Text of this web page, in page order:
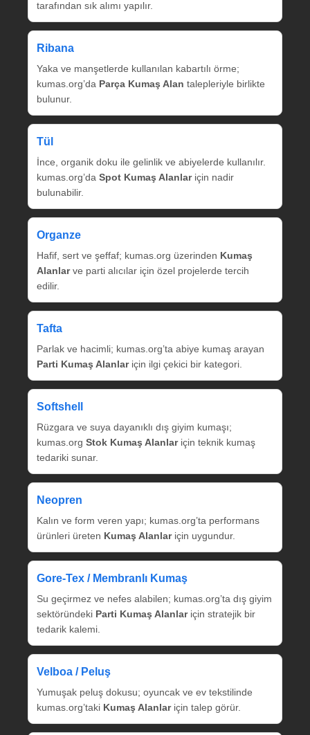
tarafından sık alımı yapılır.
Ribana
Yaka ve manşetlerde kullanılan kabartılı örme;
kumas.org’da Parça Kumaş Alan talepleriyle birlikte
bulunur.
Tül
İnce, organik doku ile gelinlik ve abiyelerde kullanılır.
kumas.org’da Spot Kumaş Alanlariçin nadir
bulunabilir.
Organze
Hafif, sert ve şeffaf; kumas.org üzerinden Kumaş
Alanlarve parti alıcılar için özel projelerde tercih
edilir.
Tafta
Parlak ve hacimli; kumas.org’ta abiye kumaş arayan
Parti Kumaş Alanlariçin ilgi çekici bir kategori.
Softshell
Rüzgara ve suya dayanıklı dış giyim kumaşı;
kumas.org Stok Kumaş Alanlariçin teknik kumaş
tedariki sunar.
Neopren
Kalın ve form veren yapı; kumas.org’ta performans
ürünleri üreten Kumaş Alanlariçin uygundur.
Gore‑Tex / Membranlı Kumaş
Su geçirmez ve nefes alabilen; kumas.org’ta dış giyim
sektöründeki Parti Kumaş Alanlariçin stratejik bir
tedarik kalemi.
Velboa / Peluş
Yumuşak peluş dokusu; oyuncak ve ev tekstilinde
kumas.org’taki Kumaş Alanlariçin talep görür.